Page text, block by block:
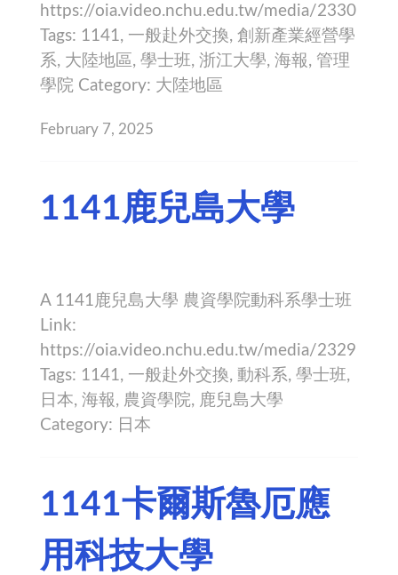
https://oia.video.nchu.edu.tw/media/2330
Tags: 1141, 一般赴外交換, 創新產業經營學
系, 大陸地區, 學士班, 浙江大學, 海報, 管理
學院 Category: 大陸地區
February 7, 2025
1141鹿兒島大學
A 1141鹿兒島大學 農資學院動科系學士班
Link:
https://oia.video.nchu.edu.tw/media/2329
Tags: 1141, 一般赴外交換, 動科系, 學士班,
日本, 海報, 農資學院, 鹿兒島大學
Category: 日本
1141卡爾斯魯厄應
用科技大學